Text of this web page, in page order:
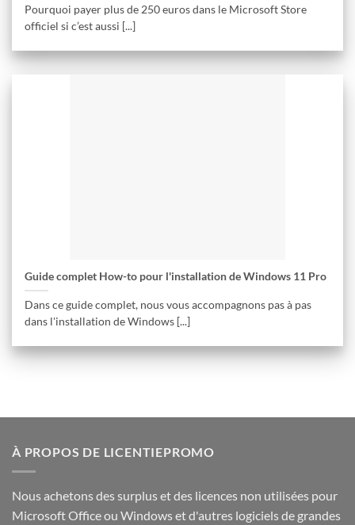
Pourquoi payer plus de 250 euros dans le Microsoft Store
officiel si c’est aussi [...]
Guide complet How-to pour l'installation de Windows 11 Pro
Dans ce guide complet, nous vous accompagnons pas à pas
dans l'installation de Windows [...]
À PROPOS DE LICENTIEPROMO
Nous achetons des surplus et des licences non utilisées pour
Microsoft Office ou Windows et d'autres logiciels de grandes